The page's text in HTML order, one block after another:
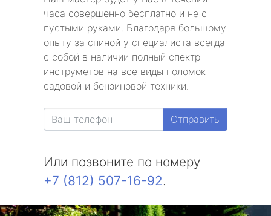
часа совершенно бесплатно и не с
пустыми руками. Благодаря большому
опыту за спиной у специалиста всегда
с собой в наличии полный спектр
инструметов на все виды поломок
садовой и бензиновой техники.
Отправить
Или позвоните по номеру
+7 (812) 507-16-92.